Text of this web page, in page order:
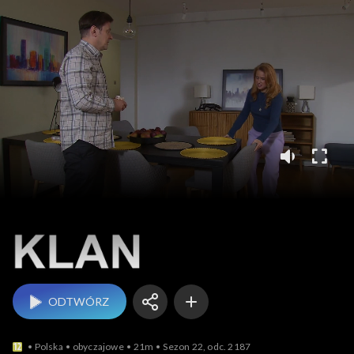
Klan
ODTWÓRZ
Polska obyczajowe 21m Sezon 22, odc. 2187